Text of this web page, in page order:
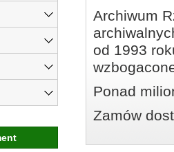
Archiwum
od 1993
Ponad
Zamów